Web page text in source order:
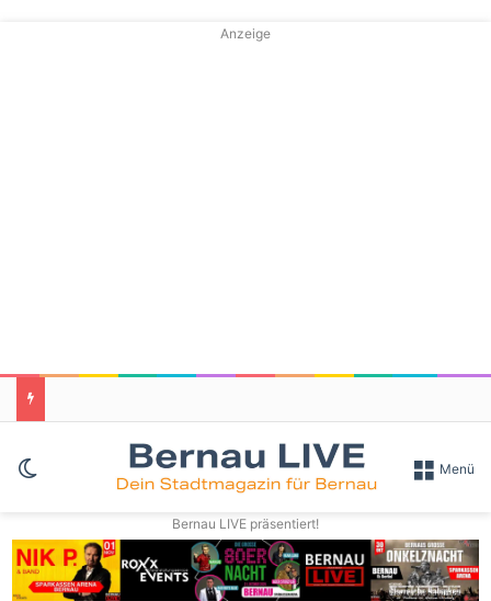
Anzeige
Skin umschalten Menü
Bernau LIVE präsentiert!